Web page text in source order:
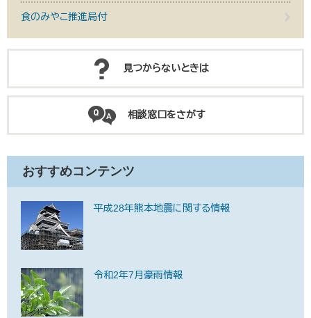
食のみやこ推進局付
見つからないときは
相談窓口をさがす
おすすめコンテンツ
平成28年熊本地震に関する情報
令和2年7月豪雨情報